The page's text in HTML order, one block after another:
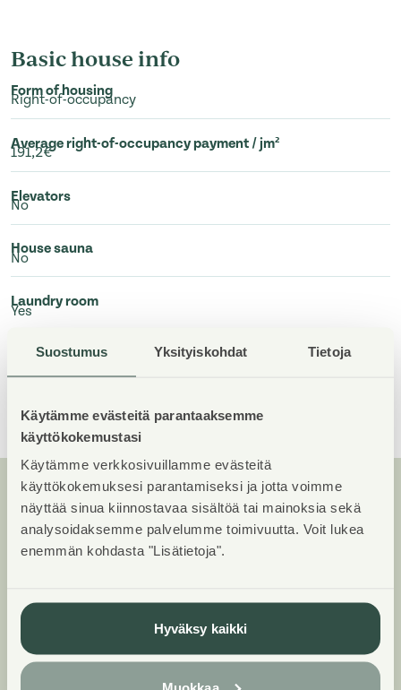
Suostumus Yksityiskohdat Tietoja
Käytämme evästeitä parantaaksemme
käyttökokemustasi
Käytämme verkkosivuillamme evästeitä
käyttökokemuksesi parantamiseksi ja jotta voimme
näyttää sinua kiinnostavaa sisältöä tai mainoksia sekä
analysoidaksemme palvelumme toimivuutta. Voit lukea
enemmän kohdasta "Lisätietoja".
Hyväksy kaikki
Muokkaa
Basic house info
Form of housing
Right-of-occupancy
Average right-of-occupancy payment / jm²
191,2€
Elevators
No
House sauna
No
Laundry room
Yes
Drying room
Show All
Apartments and floor plans:
Kesätuulentie 4-6, Kerrostalo,
Add all the apartment types you want to your
application. Your opportunity to get an apartment
increases when we are able to offer you all of the